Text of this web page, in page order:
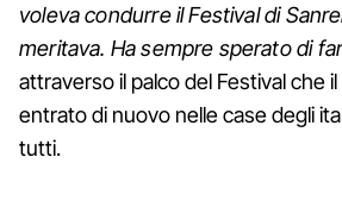
voleva condurre il Festival di
meritava. Ha sempre sperato di
attraverso il palco del Festival che
entrato di nuovo nelle case degli
tutti.